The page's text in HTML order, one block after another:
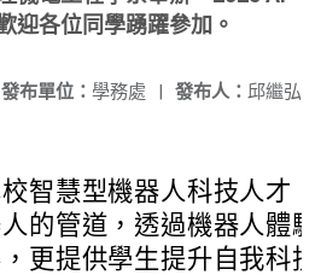
迎各位同學踴躍參加。
發布人： 邱繼弘
發布單位： 學務處 |
智慧型機器人科技人才
的管道，透過機器人體
更提供學生提升自我科